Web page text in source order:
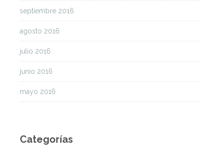
septiembre 2016
agosto 2016
julio 2016
junio 2016
mayo 2016
Categorías